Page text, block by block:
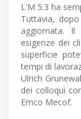
L'M 5.3 ha
Tuttavia,
aggiornata.
esigenze dei
superficie
tempi di
Ulrich
dei colloqui
Emco Mecof.